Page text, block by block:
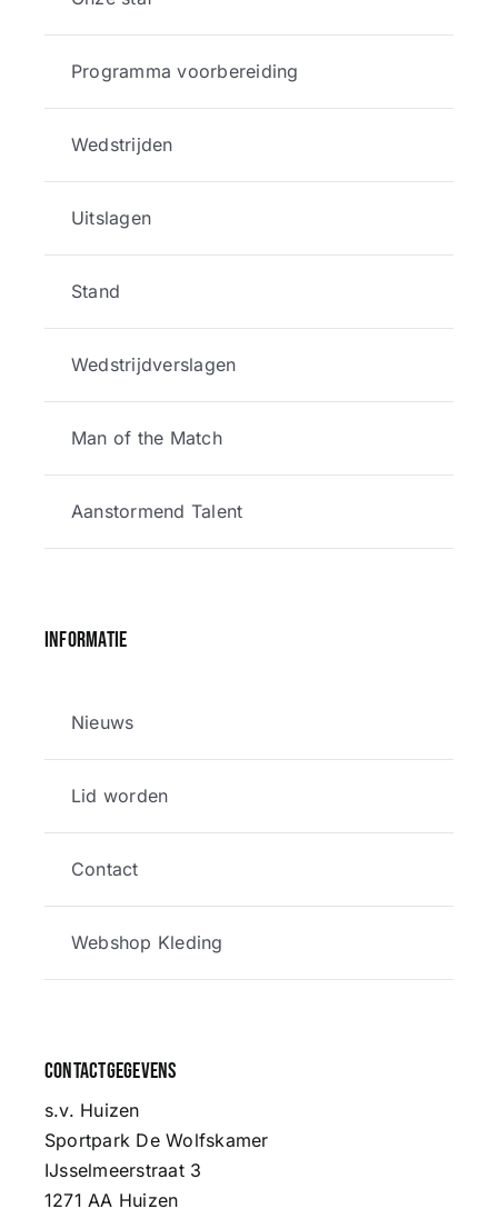
Programma voorbereiding
Wedstrijden
Uitslagen
Stand
Wedstrijdverslagen
Man of the Match
Aanstormend Talent
Informatie
Nieuws
Lid worden
Contact
Webshop Kleding
Contactgegevens
s.v. Huizen
Sportpark De Wolfskamer
IJsselmeerstraat 3
1271 AA Huizen